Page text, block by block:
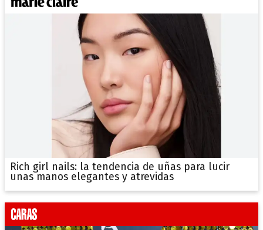
Rich girl nails: la tendencia de uñas para lucir
unas manos elegantes y atrevidas